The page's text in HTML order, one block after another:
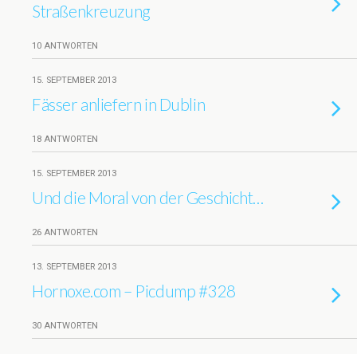
Straßenkreuzung
10 ANTWORTEN
15. SEPTEMBER 2013
Fässer anliefern in Dublin
18 ANTWORTEN
15. SEPTEMBER 2013
Und die Moral von der Geschicht…
26 ANTWORTEN
13. SEPTEMBER 2013
Hornoxe.com – Picdump #328
30 ANTWORTEN